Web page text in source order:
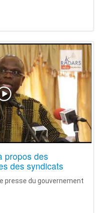
propos des
des syndicats
presse du gouvernement